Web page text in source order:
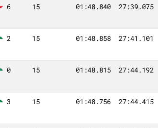
6 15 01:48.840 27:39.075
2 15 01:48.858 27:41.101
0 15 01:48.815 27:44.192
3 15 01:48.756 27:44.415